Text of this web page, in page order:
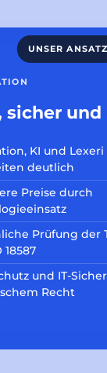
sicher
KI und
deutlich
Preise durch
Prüfung der
18587
und IT-
Recht